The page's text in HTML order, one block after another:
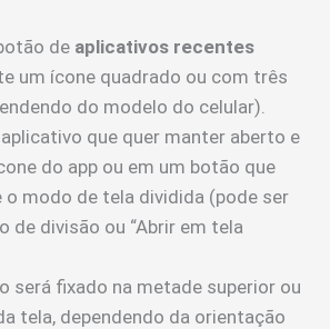
de aplicativos recentes
um ícone quadrado ou com três
do modelo do celular).
que quer manter aberto e
do app ou em um botão que
o modo de tela dividida (pode ser
de divisão ou “Abrir em tela
será fixado na metade superior ou
tela, dependendo da orientação